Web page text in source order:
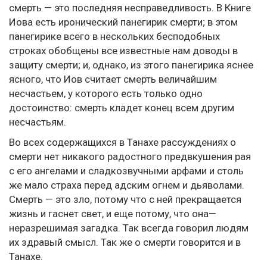
смерть — это последняя несправедливость. В Книге
Иова есть иронический панегирик смерти; в этом
панегирике всего в нескольких бесподобных
строках обобщены все известные нам доводы в
защиту смерти; и, однако, из этого панегирика яснее
ясного, что Иов считает смерть величайшим
несчастьем, у которого есть только одно
достоинство: смерть кладет конец всем другим
несчастьям.
Во всех содержащихся в Танахе рассуждениях о
смерти нет никакого радостного предвкушения рая
с его ангелами и сладкозвучными арфами и столь
же мало страха перед адским огнем и дьяволами.
Смерть — это зло, потому что с ней прекращается
жизнь и гаснет свет, и еще потому, что она—
неразрешимая загадка. Так всегда говорил людям
их здравый смысл. Так же о смерти говорится и в
Танахе.